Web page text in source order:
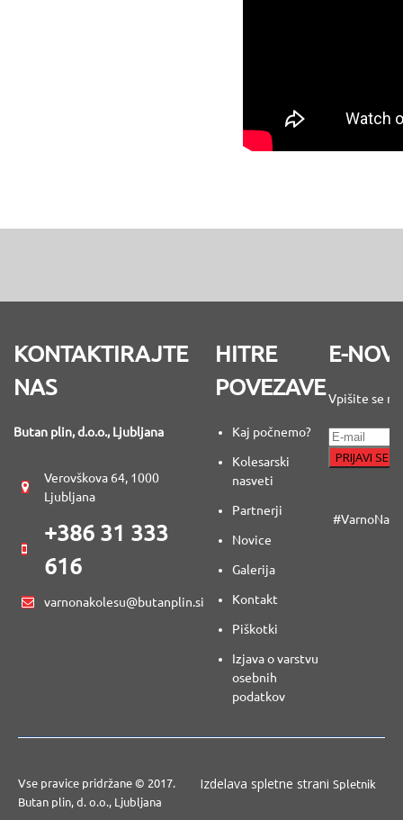
KONTAKTIRAJTE
NAS
Butan plin, d.o.o., Ljubljana
Verovškova 64, 1000
Ljubljana
+386 31 333
616
varnonakolesu@butanplin.si
HITRE
POVEZAVE
Kaj počnemo?
Kolesarski
nasveti
Partnerji
Novice
Galerija
Kontakt
Piškotki
Izjava o varstvu
osebnih
podatkov
E-
Vpišite se na
Vse pravice pridržane © 2017.
Butan plin, d. o.o., Ljubljana
Izdelava spletne strani Spletnik